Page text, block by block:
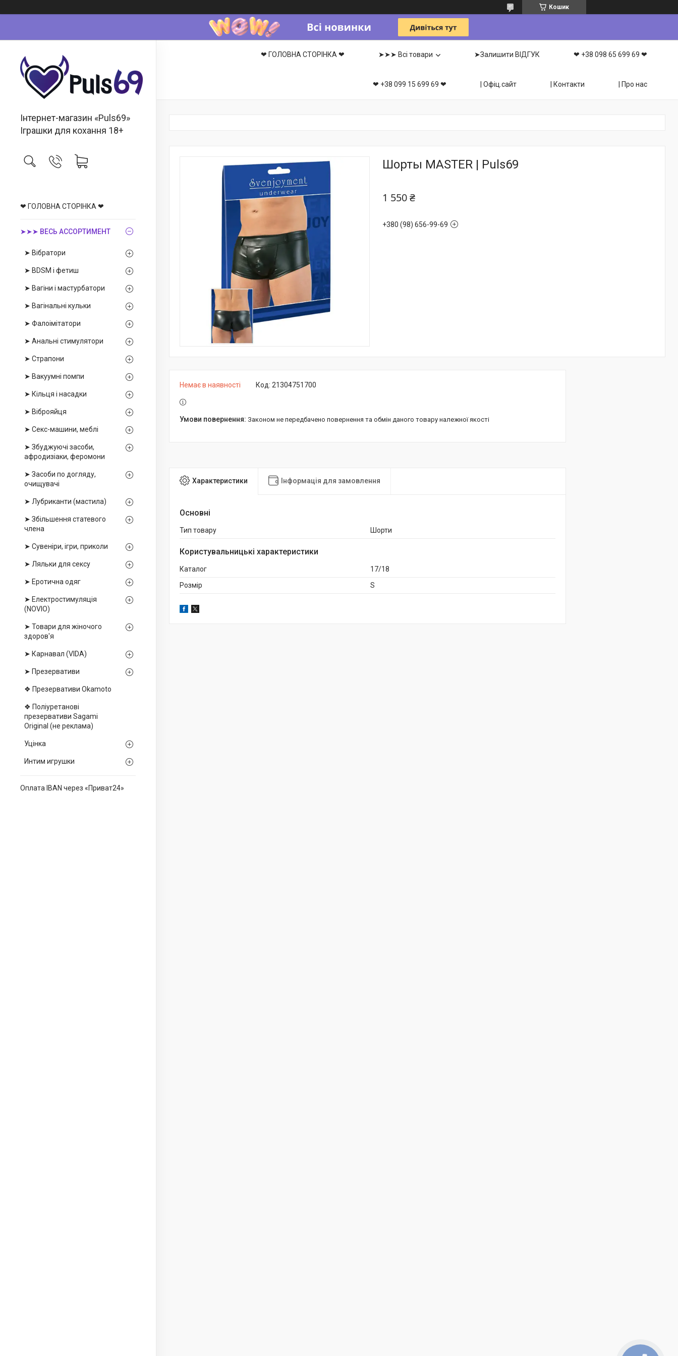
Кошик
Інтернет-магазин «Puls69»
Іграшки для кохання 18+
❤ ГОЛОВНА СТОРІНКА ❤
➤➤➤ ВЕСЬ АССОРТИМЕНТ
➤ Вібратори
➤ BDSM і фетиш
➤ Вагіни і мастурбатори
➤ Вагінальні кульки
➤ Фалоімітатори
➤ Анальні стимулятори
➤ Страпони
➤ Вакуумні помпи
➤ Кільця і насадки
➤ Віброяйця
➤ Секс-машини, меблі
➤ Збуджуючі засоби,
афродизіаки, феромони
➤ Засоби по догляду,
очищувачі
➤ Лубриканти (мастила)
➤ Збільшення статевого
члена
➤ Сувеніри, ігри, приколи
➤ Ляльки для сексу
➤ Еротична одяг
➤ Електростимуляція
(NOVIO)
➤ Товари для жіночого
здоров'я
➤ Карнавал (VIDA)
➤ Презервативи
❖ Презервативи Okamoto
❖ Поліуретанові
презервативи Sagami
Оriginal (не реклама)
Уцінка
Интим игрушки
Оплата IBAN через «Приват24»
❤ ГОЛОВНА СТОРІНКА ❤ ➤➤➤ Всі товари ➤Залишити ВІДГУК ❤ +38 098 65 699 69 ❤
❤ +38 099 15 699 69 ❤ | Офіц.сайт | Контакти | Про нас
Шорты MASTER | Puls69
1 550 ₴
+380 (98) 656-99-69
Немає в наявності Код: 21304751700
Законом не передбачено повернення та обмін даного товару належної якості
Характеристики Інформація для замовлення
Основні
Тип товару Шорти
Користувальницькі характеристики
Каталог
17/18
Розмір
S